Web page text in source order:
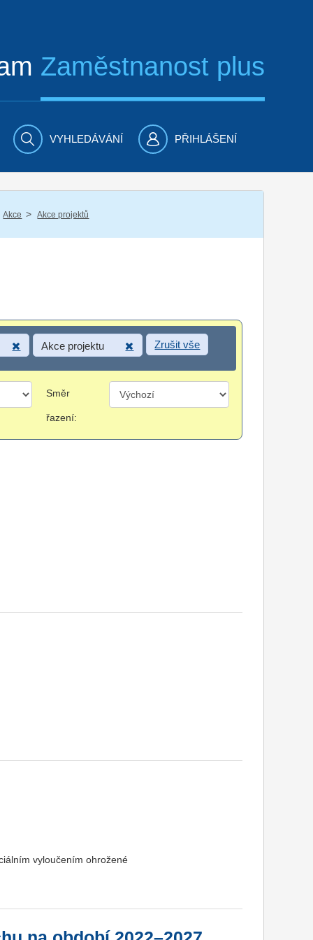
Zaměstnanost plus
VYHLEDÁVÁNÍ PŘIHLÁŠENÍ
Akce / Akce projektů
Akce projektu Zrušit vše
Směr
řazení:
vyloučením ohrožené